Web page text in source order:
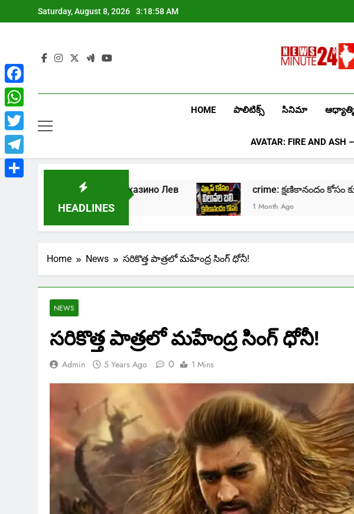
to
Saturday, August 8, 2026 3:18:59 AM
HOME పాలిటిక్స్ సినిమా
AVATAR: FIRE AND ASH
HEADLINES
Играть в онлайн казино Лев crime: క్షణికానందం కోసం
1 Month Ago
Home News సరికొత్త పాత్రలో మహేంద్ర సింగ్ ధోనీ!
NEWS
సరికొత్త పాత్రలో మహేంద్ర సింగ్ ధోనీ!
Admin 5 Years Ago 0 1 Mins
Facebook
WhatsApp
Twitter
Telegram